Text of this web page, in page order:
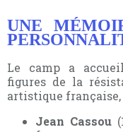
UNE
Le camp a
figures de la
artistique
Jean Cassou